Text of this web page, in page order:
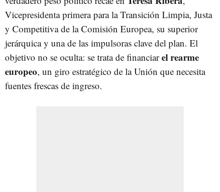
Vicepresidenta primera para la Transición Limpia, Justa
y Competitiva de la Comisión Europea, su superior
jerárquica y una de las impulsoras clave del plan. El
objetivo no se oculta: se trata de financiarel rearme
europeo, un giro estratégico de la Unión que necesita
fuentes frescas de ingreso.